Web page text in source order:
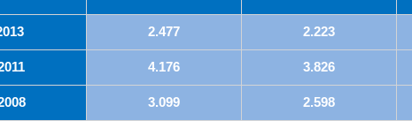
2.477 2.223
4.176 3.826
3.099 2.598